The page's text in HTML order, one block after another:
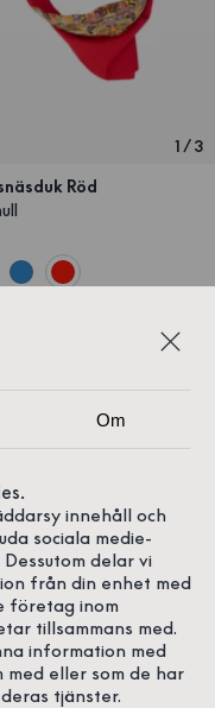
1 /3
Röd
Om
innehåll och
sociala medie-
delar vi
från din enhet med
företag inom
tillsammans med.
information med
eller som de har
tjänster.